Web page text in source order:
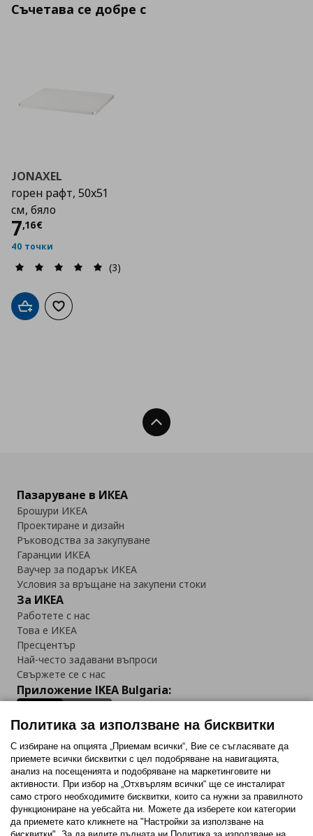
Съчетава се добре с
JONAXEL
горен рафт, 50х51
см, бяло
7,16€
Цена
40 точки
(3)
Добави в кошницата
Добави към списъка с любими
Нагоре
Пазаруване в ИКЕА
Брошури ИКЕА
Проектиране и дизайн
Ръководства за закупуване
Гаранции ИКЕА
Ваучер за подарък ИКЕА
Условия за връщане на закупени стоки
За ИКЕА
Работете с нас
Това е ИКЕА
Пресцентър
Най-често задавани въпроси
Свържете се с нас
Приложение IKEA Bulgaria:
Последвайте ни:
FacebookTwitterYoutubePinterestInstagram
Политика за използване на бисквитки
С избиране на опцията „Приемам всички“, Вие се съгласявате да
приемете всички бисквитки с цел подобряване на навигацията,
анализ на посещенията и подобряване на маркетинговите ни
активности. При избор на „Отхвърлям всички“ ще се инсталират
само строго необходимитe бисквитки, които са нужни за правилното
функциониране на уебсайта ни. Можете да изберете кои категории
да приемете като кликнете на "Настройки за използване на